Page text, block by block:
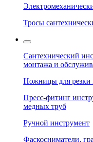
Тросы
Сантехнический
монтажа и
Ножницы для резки
Пресс-фитинг
медных труб
Ручной инструмент
Фаскосниматели,